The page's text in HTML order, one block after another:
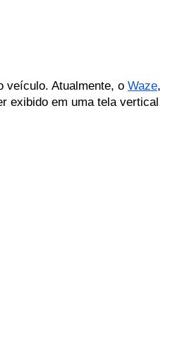
veículo. Atualmente, o Waze,
exibido em uma tela vertical